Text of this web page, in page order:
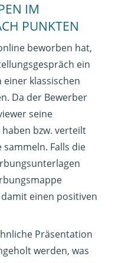
IM
PUNKTEN
beworben hat,
ein
einer klassischen
Da der Bewerber
seine
bzw. verteilt
Falls die
einen positiven
Präsentation
werden, was